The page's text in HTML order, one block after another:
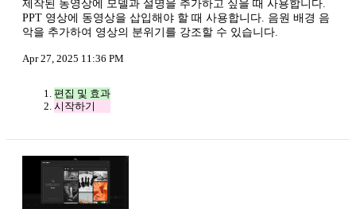
제작된 동영상에 모델과 설명을 추가하고 싶을 때 사용합니다.
PPT 영상에 동영상을 삽입해야 할 때 사용합니다. 음원 배경 음
악을 추가하여 영상의 분위기를 강조할 수 있습니다.
Apr 27, 2025 11:36 PM
편집 및 효과
시작하기